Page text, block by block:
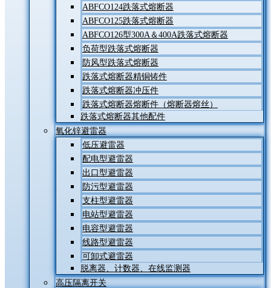
ABFCO124跌落式熔断器
ABFCO125跌落式熔断器
ABFCO126型300A＆400A跌落式熔断器
负荷型跌落式熔断器
防风型跌落式熔断器
跌落式熔断器精铜铸件
跌落式熔断器冲压件
跌落式熔断器熔断件（熔断器熔丝）
跌落式熔断器其他配件
氧化锌避雷器
低压避雷器
配电型避雷器
出口型避雷器
防污型避雷器
支柱型避雷器
电站型避雷器
电容型避雷器
线路型避雷器
可卸式避雷器
脱离器、计数器、在线监测器
高压隔离开关